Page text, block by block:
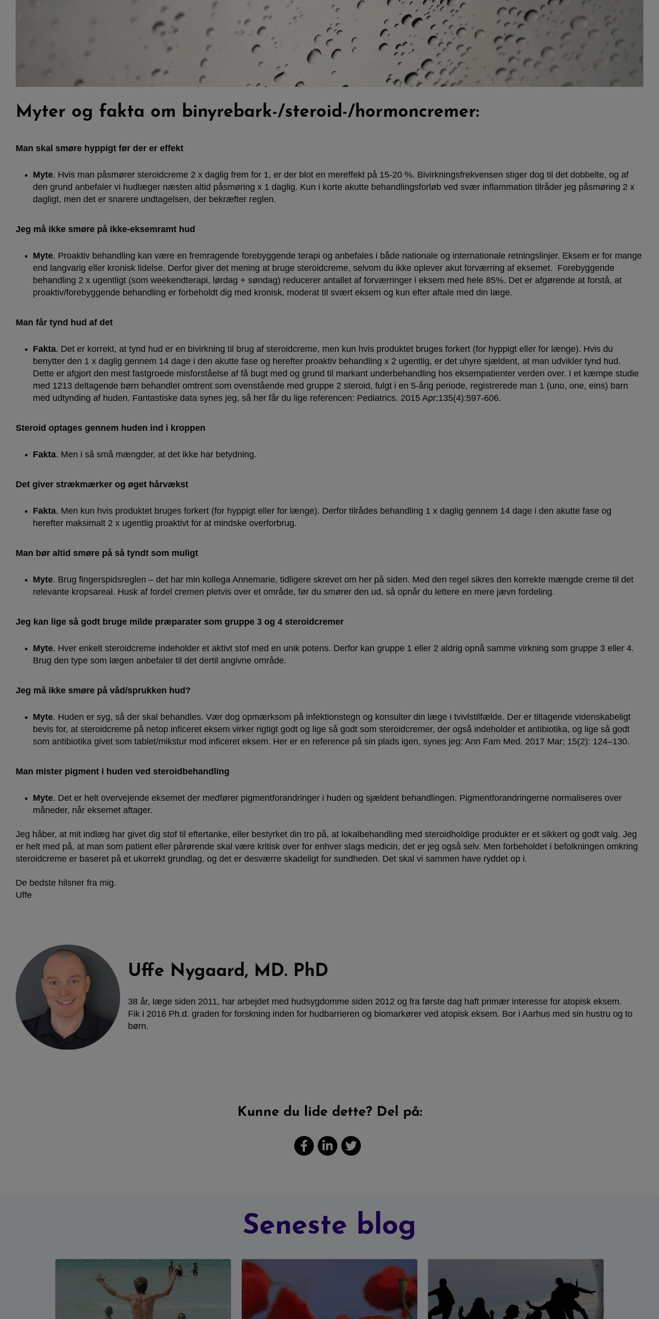
Myter og fakta om binyrebark-/steroid-/hormoncremer:
Man skal smøre hyppigt før der er effekt
Myte. Hvis man påsmører steroidcreme 2 x daglig frem for 1, er der blot en mereffekt på 15-20 %. Bivirkningsfrekvensen stiger dog til det dobbelte, og af
den grund anbefaler vi hudlæger næsten altid påsmøring x 1 daglig. Kun i korte akutte behandlingsforløb ved svær inflammation tilråder jeg påsmøring 2 x
dagligt, men det er snarere undtagelsen, der bekræfter reglen.
Jeg må ikke smøre på ikke-eksemramt hud
Myte. Proaktiv behandling kan være en fremragende forebyggende terapi og anbefales i både nationale og internationale retningslinjer. Eksem er for mange
end langvarig eller kronisk lidelse. Derfor giver det mening at bruge steroidcreme, selvom du ikke oplever akut forværring af eksemet. Forebyggende
behandling 2 x ugentligt (som weekendterapi, lørdag + søndag) reducerer antallet af forværringer i eksem med hele 85%. Det er afgørende at forstå, at
proaktiv/forebyggende behandling er forbeholdt dig med kronisk, moderat til svært eksem og kun efter aftale med din læge.
Man får tynd hud af det
Fakta. Det er korrekt, at tynd hud er en bivirkning til brug af steroidcreme, men kun hvis produktet bruges forkert (for hyppigt eller for længe). Hvis du
benytter den 1 x daglig gennem 14 dage i den akutte fase og herefter proaktiv behandling x 2 ugentlig, er det uhyre sjældent, at man udvikler tynd hud.
Dette er afgjort den mest fastgroede misforståelse af få bugt med og grund til markant underbehandling hos eksempatienter verden over. I et kæmpe studie
med 1213 deltagende børn behandlet omtrent som ovenstående med gruppe 2 steroid, fulgt i en 5-årig periode, registrerede man 1 (uno, one, eins) barn
med udtynding af huden. Fantastiske data synes jeg, så her får du lige referencen: Pediatrics. 2015 Apr;135(4):597-606.
Steroid optages gennem huden ind i kroppen
Fakta. Men i så små mængder, at det ikke har betydning.
Det giver strækmærker og øget hårvækst
Fakta. Men kun hvis produktet bruges forkert (for hyppigt eller for længe). Derfor tilrådes behandling 1 x daglig gennem 14 dage i den akutte fase og
herefter maksimalt 2 x ugentlig proaktivt for at mindske overforbrug.
Man bør altid smøre på så tyndt som muligt
Myte. Brug fingerspidsreglen – det har min kollega Annemarie, tidligere skrevet om her på siden. Med den regel sikres den korrekte mængde creme til det
relevante kropsareal. Husk af fordel cremen pletvis over et område, før du smører den ud, så opnår du lettere en mere jævn fordeling.
Jeg kan lige så godt bruge milde præparater som gruppe 3 og 4 steroidcremer
Myte. Hver enkelt steroidcreme indeholder et aktivt stof med en unik potens. Derfor kan gruppe 1 eller 2 aldrig opnå samme virkning som gruppe 3 eller 4.
Brug den type som lægen anbefaler til det dertil angivne område.
Jeg må ikke smøre på våd/sprukken hud?
Myte. Huden er syg, så der skal behandles. Vær dog opmærksom på infektionstegn og konsulter din læge i tvivlstilfælde. Der er tiltagende videnskabeligt
bevis for, at steroidcreme på netop inficeret eksem virker rigtigt godt og lige så godt som steroidcremer, der også indeholder et antibiotika, og lige så godt
som antibiotika givet som tablet/mikstur mod inficeret eksem. Her er en reference på sin plads igen, synes jeg: Ann Fam Med. 2017 Mar; 15(2): 124–130.
Man mister pigment i huden ved steroidbehandling
Myte. Det er helt overvejende eksemet der medfører pigmentforandringer i huden og sjældent behandlingen. Pigmentforandringerne normaliseres over
måneder, når eksemet aftager.
Jeg håber, at mit indlæg har givet dig stof til eftertanke, eller bestyrket din tro på, at lokalbehandling med steroidholdige produkter er et sikkert og godt valg. Jeg
er helt med på, at man som patient eller pårørende skal være kritisk over for enhver slags medicin, det er jeg også selv. Men forbeholdet i befolkningen omkring
steroidcreme er baseret på et ukorrekt grundlag, og det er desværre skadeligt for sundheden. Det skal vi sammen have ryddet op i.
De bedste hilsner fra mig.
Uffe
Uffe Nygaard, MD. PhD
38 år, læge siden 2011, har arbejdet med hudsygdomme siden 2012 og fra første dag haft primær interesse for atopisk eksem.
Fik i 2016 Ph.d. graden for forskning inden for hudbarrieren og biomarkører ved atopisk eksem. Bor i Aarhus med sin hustru og to
børn.
Kunne du lide dette? Del på:
Seneste blog